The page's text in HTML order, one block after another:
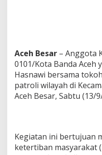
h
M
a
s
y
a
r
t
P
Aceh Besar – Anggota
0101/Kota Banda Aceh
Hasnawi bersama
patroli wilayah di
Aceh Besar, Sabtu (13/
Kegiatan ini bertujuan
ketertiban masyarakat